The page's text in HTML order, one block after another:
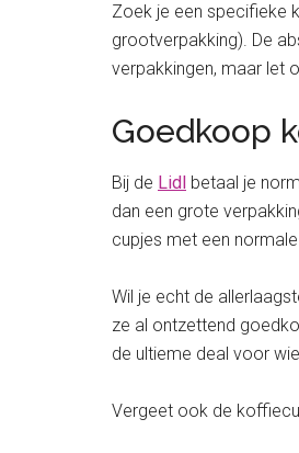
Zoek je een specifieke
grootverpakking). De
verpakkingen, maar let
Goedkoop
Bij de Lidl betaal je
dan een grote
cupjes met een
Wil je echt de
ze al ontzettend
de ultieme deal voor
Vergeet ook de